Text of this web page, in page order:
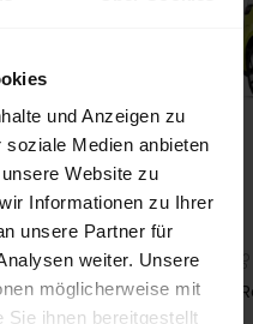
und Anzeigen zu
Medien anbieten
Website zu
Informationen zu Ihrer
unsere Partner für
weiter. Unsere
möglicherweise mit
Sie ihnen bereitgestellt
G